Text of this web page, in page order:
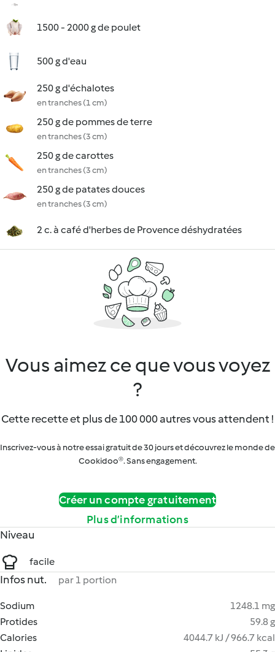
1500 - 2000 g de poulet
500 g d'eau
250 g d'échalotes
en tranches (1 cm)
250 g de pommes de terre
en tranches (3 cm)
250 g de carottes
en tranches (3 cm)
250 g de patates douces
en tranches (3 cm)
2 c. à café d'herbes de Provence déshydratées
Vous aimez ce que vous voyez
?
Cette recette et plus de 100 000 autres vous attendent !
Inscrivez-vous à notre essai gratuit de 30 jours et découvrez le monde de
Cookidoo®. Sans engagement.
Créer un compte gratuitement
Plus d’informations
Niveau
facile
Infos nut. par 1 portion
Sodium
1248.1 mg
Protides
59.8 g
Calories
4044.7 kJ / 966.7 kcal